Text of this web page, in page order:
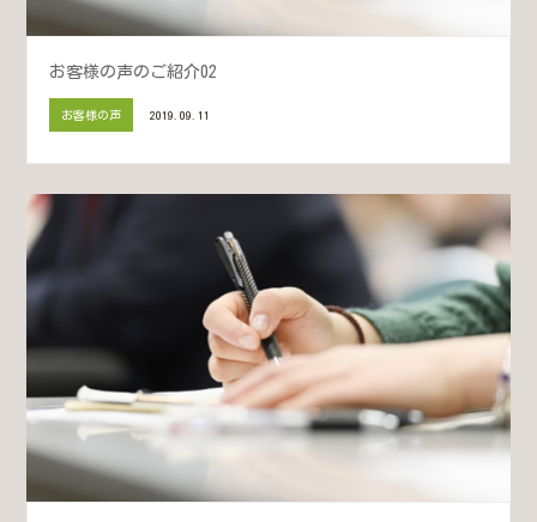
お客様の声のご紹介02
お客様の声 2019.09.11